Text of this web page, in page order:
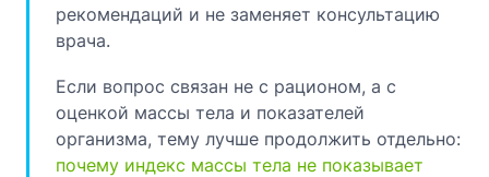
рекомендаций и не заменяет консультацию
врача.
Если вопрос связан не с рационом, а с
оценкой массы тела и показателей
организма, тему лучше продолжить отдельно:
почему индекс массы тела не показывает